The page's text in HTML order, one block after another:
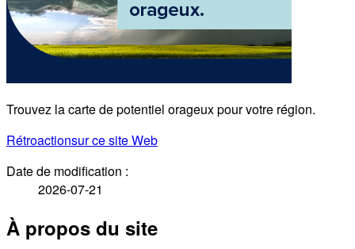
Trouvez la carte de potentiel orageux pour votre région.
Rétroactionsur ce site Web
Date de modification :
2026-07-21
À propos du site